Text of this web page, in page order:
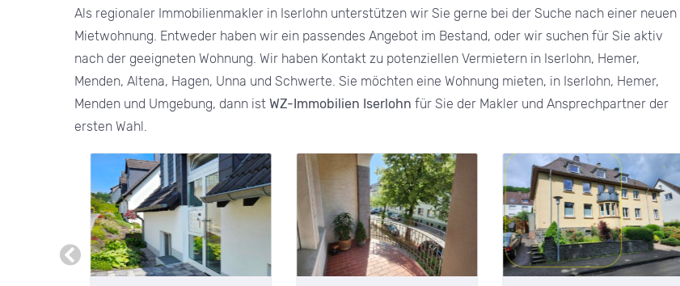
Als regionaler Immobilienmakler in Iserlohn unterstützen wir Sie gerne bei der Suche nach einer neuen
Mietwohnung. Entweder haben wir ein passendes Angebot im Bestand, oder wir suchen für Sie aktiv
nach der geeigneten Wohnung. Wir haben Kontakt zu potenziellen Vermietern in Iserlohn, Hemer,
Menden, Altena, Hagen, Unna und Schwerte. Sie möchten eine Wohnung mieten, in Iserlohn, Hemer,
Menden und Umgebung, dann ist WZ-Immobilien Iserlohn für Sie der Makler und Ansprechpartner der
ersten Wahl.